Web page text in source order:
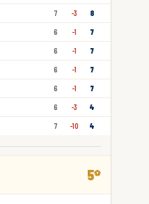
7 -3 8
6 -1 7
6 -1 7
6 -1 7
6 -1 7
6 -3 4
7 -10 4
5⚽